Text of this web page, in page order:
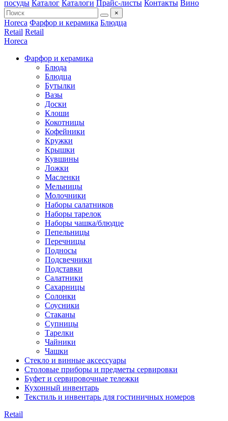
посуды Каталог Каталоги Прайс-листы Контакты Вино
×
Horeca Фарфор и керамика Блюдца
Retail Retail
Horeca
Фарфор и керамика
Блюда
Блюдца
Бутылки
Вазы
Доски
Клоши
Кокотницы
Кофейники
Кружки
Крышки
Кувшины
Ложки
Масленки
Мельницы
Молочники
Наборы салатников
Наборы тарелок
Наборы чашка/блюдце
Пепельницы
Перечницы
Подносы
Подсвечники
Подставки
Салатники
Сахарницы
Солонки
Соусники
Стаканы
Супницы
Тарелки
Чайники
Чашки
Стекло и винные аксессуары
Столовые приборы и предметы сервировки
Буфет и сервировочные тележки
Кухонный инвентарь
Текстиль и инвентарь для гостиничных номеров
Retail